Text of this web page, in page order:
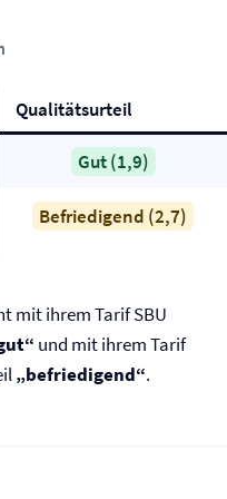
Qualitätsurteil
Gut (1,9)
Befriedigend (2,7)
mit ihrem Tarif SBU
und mit ihrem Tarif
„befriedigend“.